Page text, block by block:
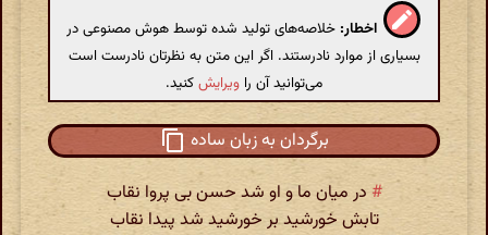
اخطار: خلاصه‌های تولید شده توسط هوش مصنوعی در
بسیاری از موارد نادرستند. اگر این متن به نظرتان نادرست است
می‌توانید آن را ویرایشکنید.
برگردان به زبان ساده
# در میان ما و او شد حسن بی پروا نقاب
تابش خورشید بر خورشید شد پیدا نقاب